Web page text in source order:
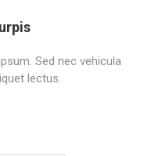
Sed nec vehicula
lectus.